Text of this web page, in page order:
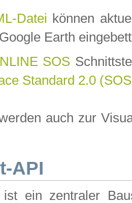
Datei können
Earth
SOS
Standard 2.0
auch zur
API
ist ein zentraler